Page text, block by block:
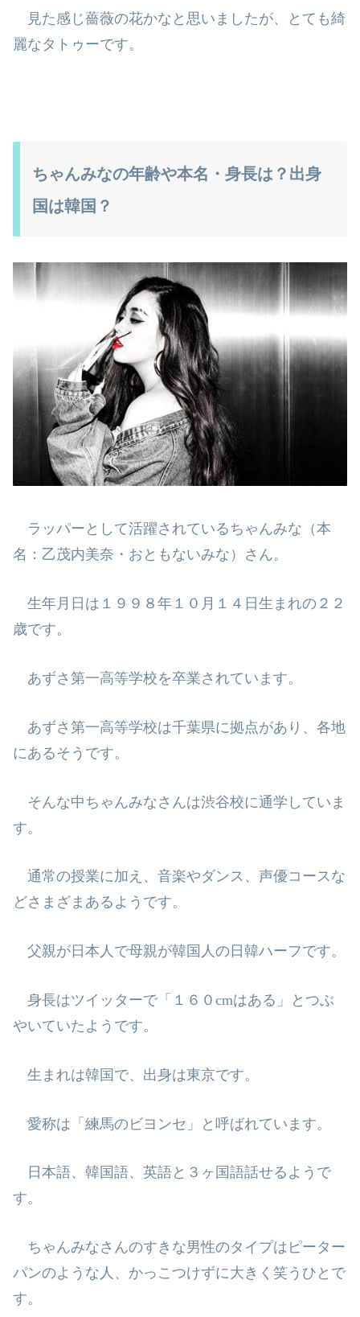
見た感じ薔薇の花かなと思いましたが、とても綺
麗なタトゥーです。
ちゃんみなの年齢や本名・身長は？出身
国は韓国？
ラッパーとして活躍されているちゃんみな（本
名：乙茂内美奈・おともないみな）さん。
生年月日は１９９８年１０月１４日生まれの２２
歳です。
あずさ第一高等学校を卒業されています。
あずさ第一高等学校は千葉県に拠点があり、各地
にあるそうです。
そんな中ちゃんみなさんは渋谷校に通学していま
す。
通常の授業に加え、音楽やダンス、声優コースな
どさまざまあるようです。
父親が日本人で母親が韓国人の日韓ハーフです。
身長はツイッターで「１６０ cmはある」とつぶ
やいていたようです。
生まれは韓国で、出身は東京です。
愛称は「練馬のビヨンセ」と呼ばれています。
日本語、韓国語、英語と３ヶ国語話せるようで
す。
ちゃんみなさんのすきな男性のタイプはピーター
パンのような人、かっこつけずに大きく笑うひとで
す。